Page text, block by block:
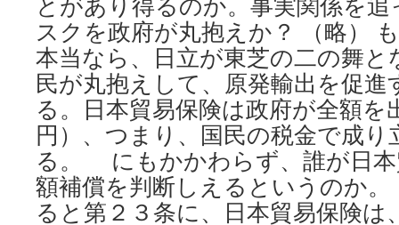
スクを政府が丸抱えか？ （略）
本当なら、日立が東芝の二の舞
民が丸抱えして、原発輸出を促
る。日本貿易保険は政府が全額を
円）、つまり、国民の税金で成
る。 にもかかわらず、誰が日本
額補償を判断しえるというのか
ると第２３条に、日本貿易保険は